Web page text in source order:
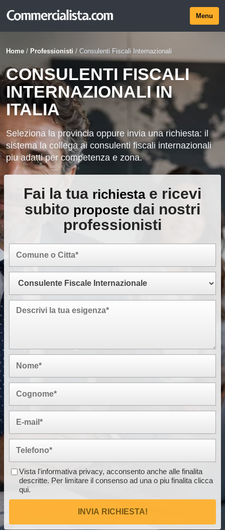
Menu
Home / Professionisti / Consulenti Fiscali Internazionali
CONSULENTI FISCALI
INTERNAZIONALI IN
ITALIA
Seleziona la provincia oppure invia una richiesta: il
sistema la collega ai consulenti fiscali internazionali
piu adatti per competenza e zona.
Fai la tua richiestae ricevi
subito proposte dai nostri
professionisti
Vista l'informativa privacy, acconsento anche alle finalita
descritte. Per limitare il consenso ad una o piu finalita clicca
qui.
INVIA RICHIESTA!